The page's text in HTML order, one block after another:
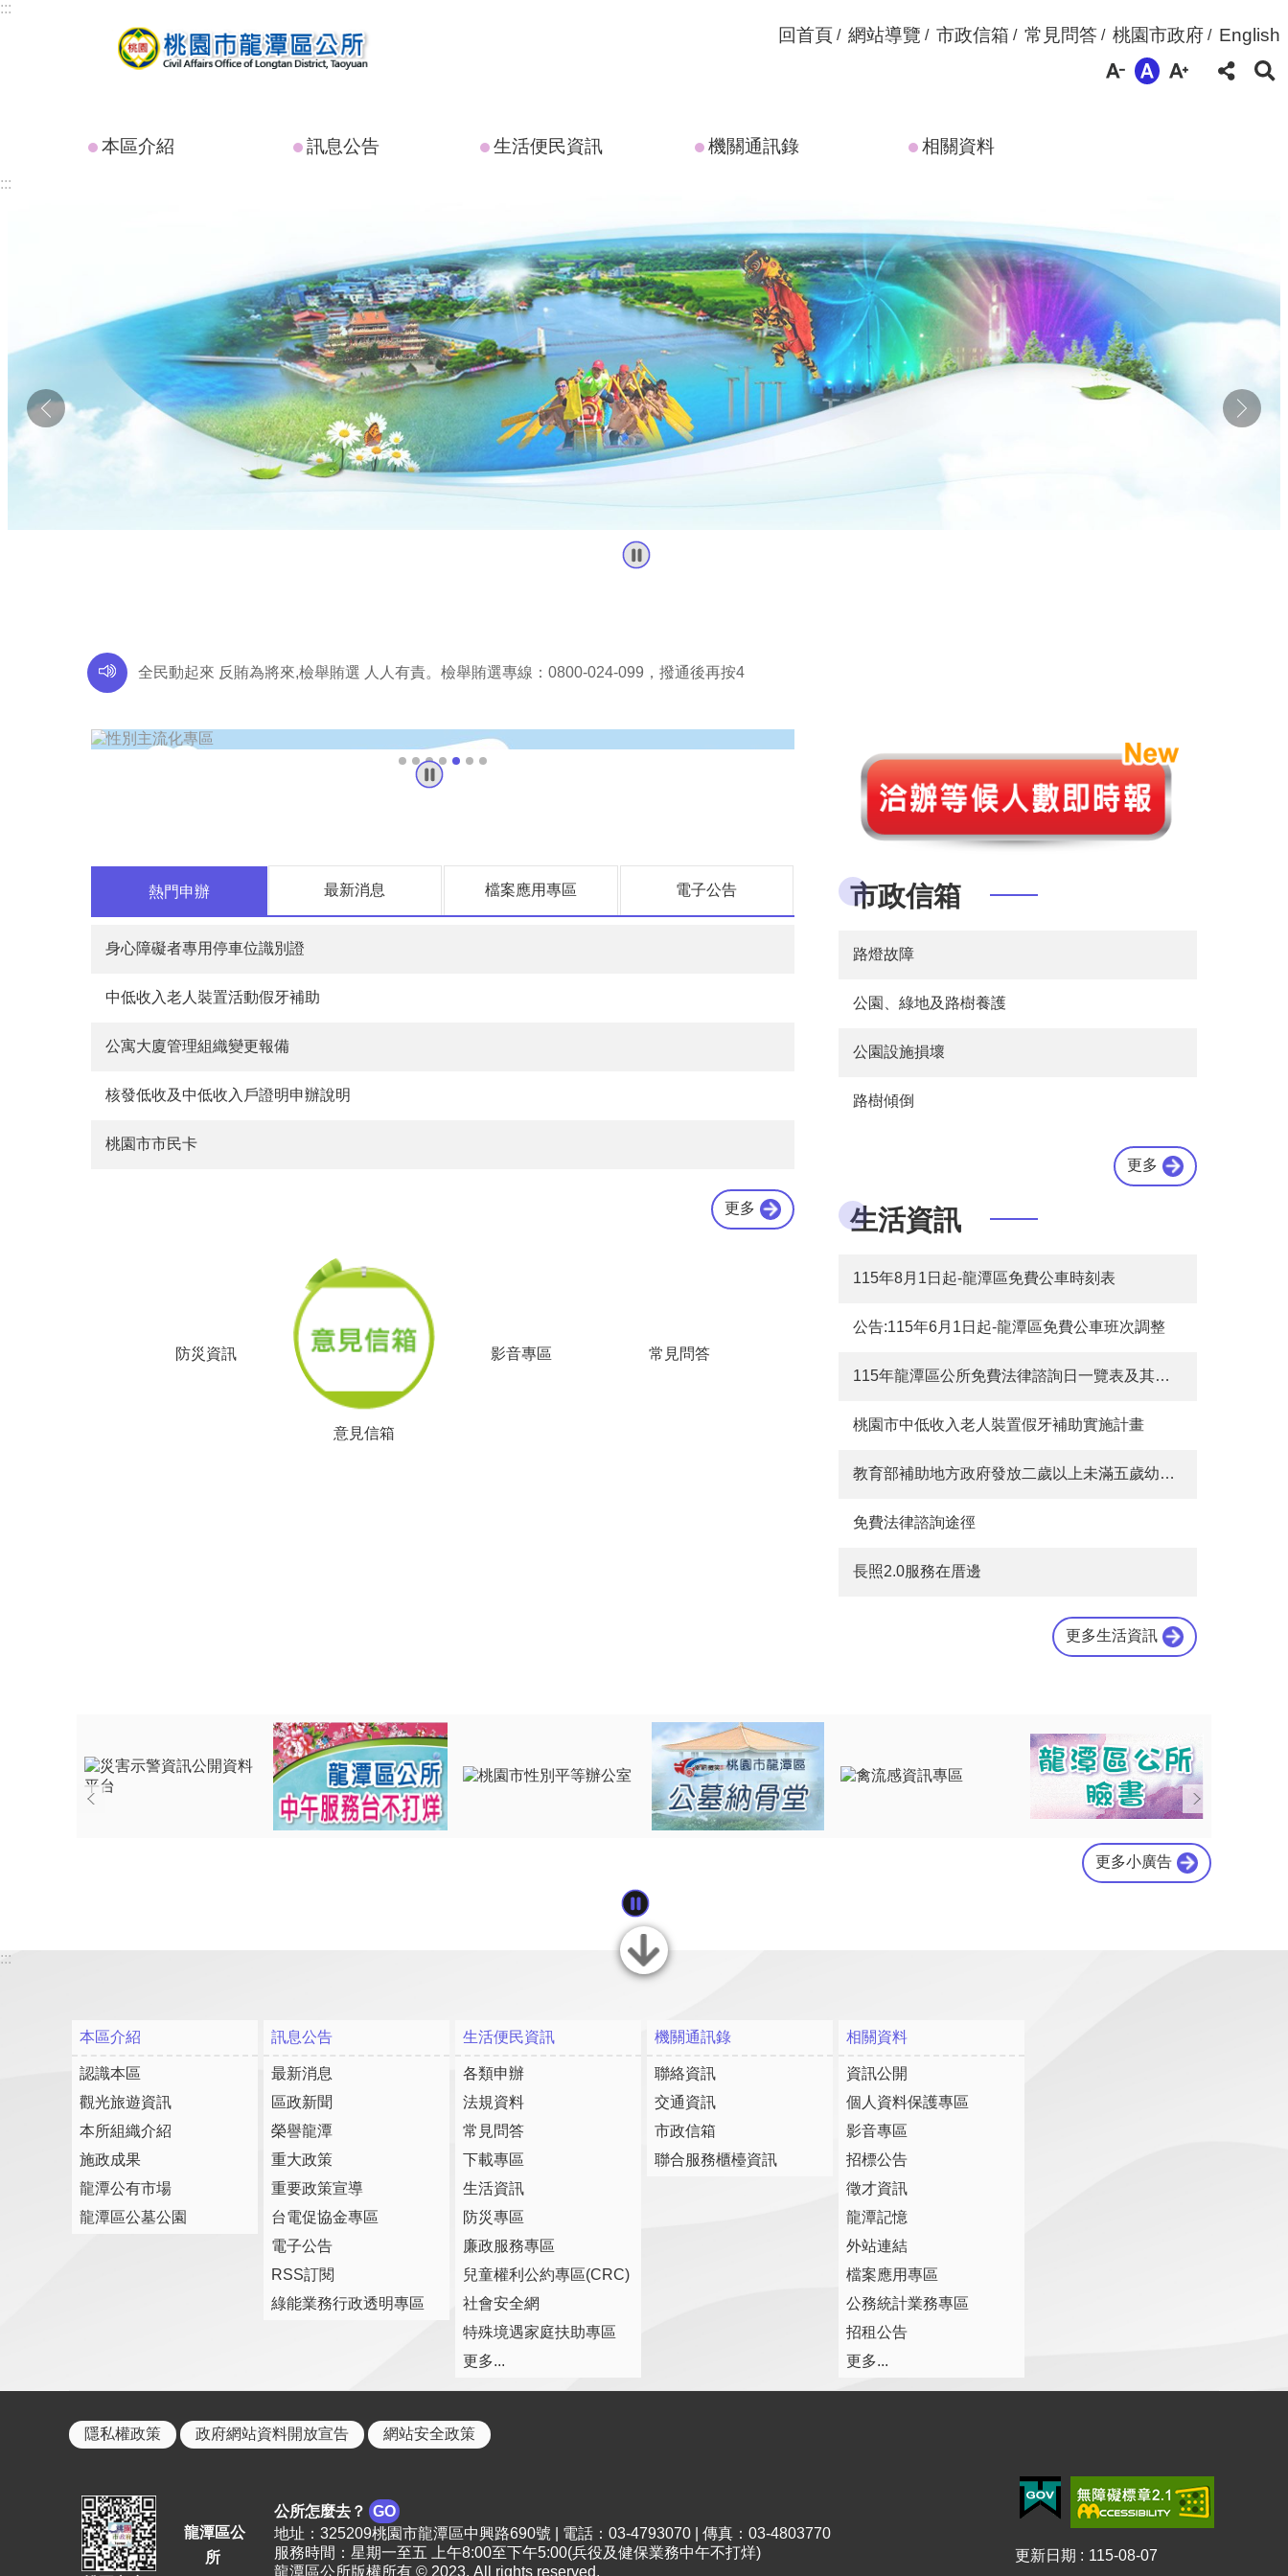
跳到主要內容區塊
:::
回首頁 網站導覽 市政信箱 常見問答 桃園市政府 English
本區介紹 訊息公告 生活便民資訊 機關通訊錄 相關資料
:::
全民動起來 反賄為將來,檢舉賄選 人人有責。檢舉賄選專線：0800-024-099，撥通後再按4
熱門申辦 最新消息 檔案應用專區 電子公告
身心障礙者專用停車位識別證
中低收入老人裝置活動假牙補助
公寓大廈管理組織變更報備
核發低收及中低收入戶證明申辦說明
桃園市市民卡
更多
市政信箱
路燈故障
公園、綠地及路樹養護
公園設施損壞
路樹傾倒
更多
生活資訊
115年8月1日起-龍潭區免費公車時刻表
公告:115年6月1日起-龍潭區免費公車班次調整
115年龍潭區公所免費法律諮詢日一覽表及其他各項免費法律諮詢途徑
桃園市中低收入老人裝置假牙補助實施計畫
教育部補助地方政府發放二歲以上未滿五歲幼兒育兒津貼及五歲至入國民小學前幼兒就學補助線上申請
免費法律諮詢途徑
長照2.0服務在厝邊
更多生活資訊
更多小廣告
關閉
:::
本區介紹
認識本區
觀光旅遊資訊
本所組織介紹
施政成果
龍潭公有市場
龍潭區公墓公園
訊息公告
最新消息
區政新聞
榮譽龍潭
重大政策
重要政策宣導
台電促協金專區
電子公告
RSS訂閱
綠能業務行政透明專區
生活便民資訊
各類申辦
法規資料
常見問答
下載專區
生活資訊
防災專區
廉政服務專區
兒童權利公約專區(CRC)
社會安全網
特殊境遇家庭扶助專區
更多...
機關通訊錄
聯絡資訊
交通資訊
市政信箱
聯合服務櫃檯資訊
相關資料
資訊公開
個人資料保護專區
影音專區
招標公告
徵才資訊
龍潭記憶
外站連結
檔案應用專區
公務統計業務專區
招租公告
更多...
隱私權政策 政府網站資料開放宣告 網站安全政策
龍潭區公
所
公所怎麼去？
GO
地址：325209桃園市龍潭區中興路690號 | 電話：03-4793070 | 傳真：03-4803770
服務時間：星期一至五 上午8:00至下午5:00(兵役及健保業務中午不打烊)
龍潭區公所版權所有 © 2023. All rights reserved.
更新日期 115-08-07